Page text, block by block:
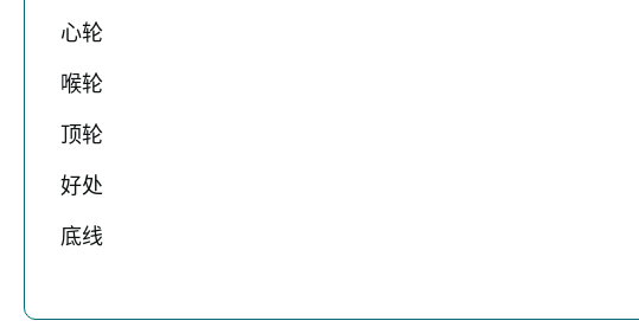
心轮
喉轮
顶轮
好处
底线